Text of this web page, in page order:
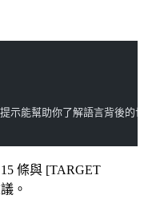
示能幫助你了解語言背後的
條與 [TARGET
。